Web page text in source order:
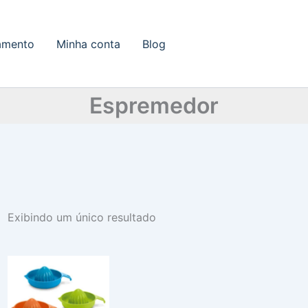
Minha conta Blog
Espremedor
Exibindo um único resultado